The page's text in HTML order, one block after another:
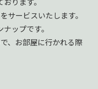
サービスいたします。
ップです。
、お部屋に行かれる際